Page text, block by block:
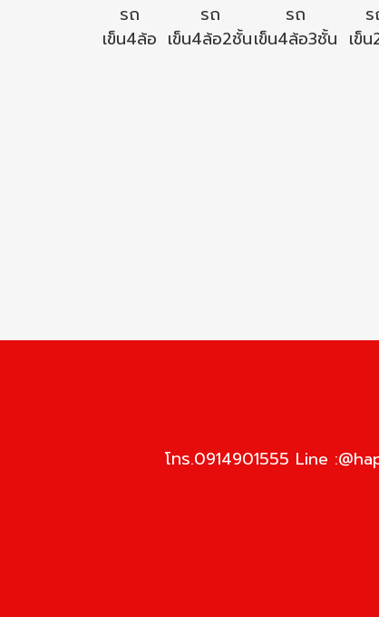
รถ
เข็น4ล้อ
รถ
เข็น4ล้อ2ชั้น
รถ
เข็น4ล้อ3ชั้น เข็
โทร.0914901555 Line